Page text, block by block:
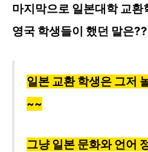
마지막으로 일본대학 교환
영국 학생들이 했던 말은??
일본 교환 학생은 그저
~~
그냥 일본 문화와 언어